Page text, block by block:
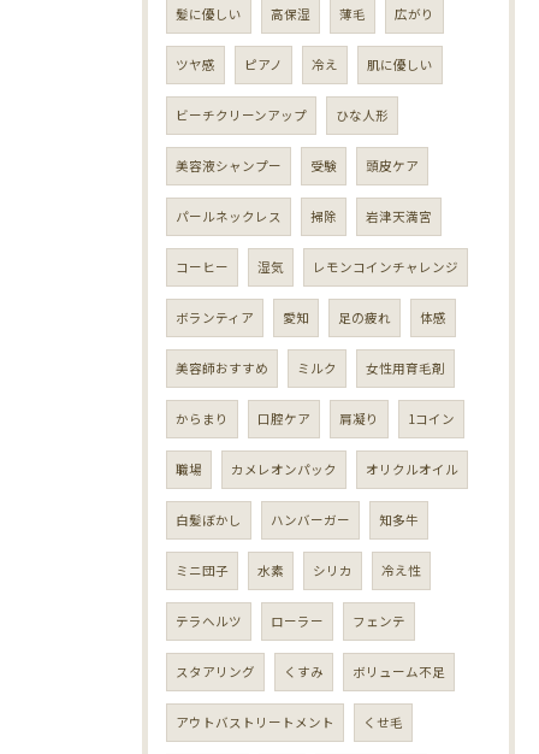
髪に優しい 高保湿 薄毛 広がり
ツヤ感 ピアノ 冷え 肌に優しい
ビーチクリーンアップ ひな人形
美容液シャンプー 受験 頭皮ケア
パールネックレス 掃除 岩津天満宮
コーヒー 湿気 レモンコインチャレンジ
ボランティア 愛知 足の疲れ 体感
美容師おすすめ ミルク 女性用育毛剤
からまり 口腔ケア 肩凝り 1コイン
職場 カメレオンパック オリクルオイル
白髪ぼかし ハンバーガー 知多牛
ミニ団子 水素 シリカ 冷え性
テラヘルツ ローラー フェンテ
スタアリング くすみ ボリューム不足
アウトバストリートメント くせ毛